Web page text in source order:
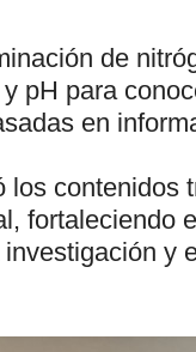
de
pH para
en
los contenidos
fortaleciendo
y